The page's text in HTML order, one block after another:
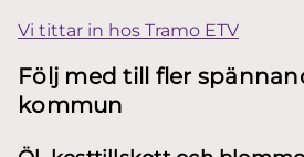
Vi tittar in hos Tramo ETV
Följ med till fler
kommun